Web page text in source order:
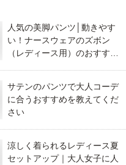
人気の美脚パンツ│動きやす
い！ナースウェアのズボン
（レディース用）のおすすめ
サテンのパンツで大人コーデ
に合うおすすめを教えてくだ
さい
涼しく着られるレディース夏
セットアップ｜大人女子に人